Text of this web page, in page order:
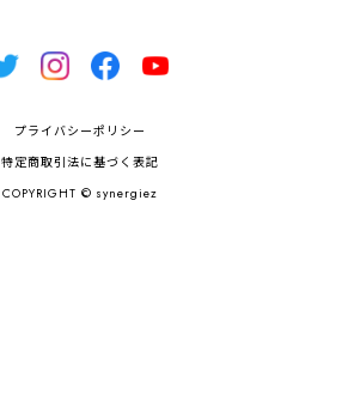
プライバシーポリシー
特定商取引法に基づく表記
COPYRIGHT © synergiez